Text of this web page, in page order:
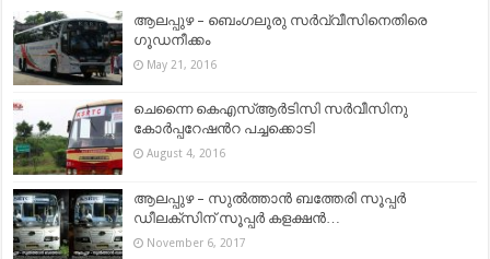
ആലപ്പുഴ – ബെംഗലൂരു സര്‍വ്വീസിനെതിരെ
ഗൂഡനീക്കം
May 21, 2016
ചെന്നൈ കെഎസ്ആര്‍ടിസി സര്‍വീസിനു
കോര്‍പ്പറേഷന്‍റ പച്ചക്കൊടി
August 4, 2016
ആലപ്പുഴ – സുല്‍ത്താന്‍ ബത്തേരി സൂപ്പര്‍
ഡീലക്സിന് സൂപ്പര്‍ കളക്ഷന്‍…
November 6, 2017